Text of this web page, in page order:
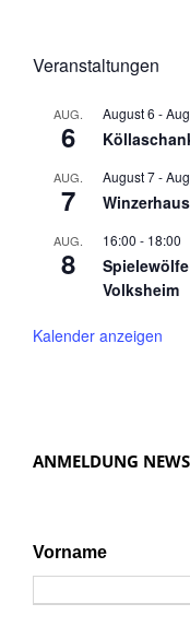
Veranstaltungen
AUG.
6
August 6 -
AUG.
7
August 7-
AUG.
8
16:00 - 18:00
Volksheim
Kalender anzeigen
ANMELDUNG
Vorname